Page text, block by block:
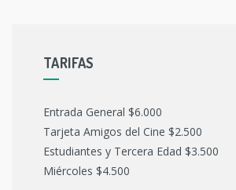
TARIFAS
Entrada General $6.000
Tarjeta Amigos del Cine $2.500
Estudiantes y Tercera Edad $3.500
Miércoles $4.500